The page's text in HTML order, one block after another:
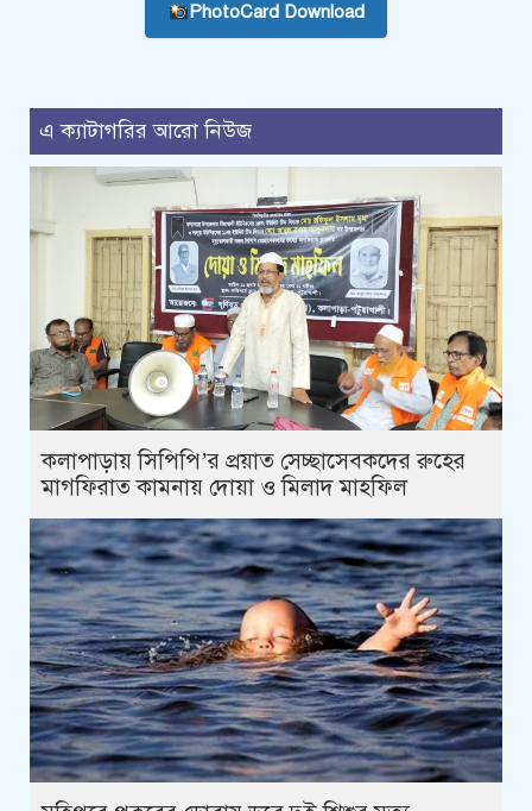
PhotoCard Download
এ ক্যাটাগরির আরো নিউজ
কলাপাড়ায় সিপিপি’র প্রয়াত সেচ্ছাসেবকদের রুহের
মাগফিরাত কামনায় দোয়া ও মিলাদ মাহফিল